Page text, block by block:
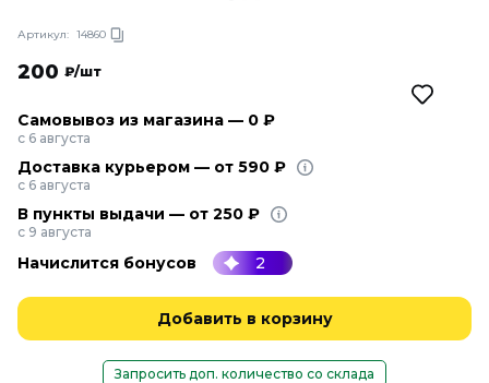
Артикул: 14860
200 ₽/шт
Самовывоз из магазина — 0 ₽
с 6 августа
Доставка курьером — от 590 ₽
с 6 августа
В пункты выдачи — от 250 ₽
с 9 августа
Начислится бонусов 2
Добавить в корзину
Запросить доп. количество со склада